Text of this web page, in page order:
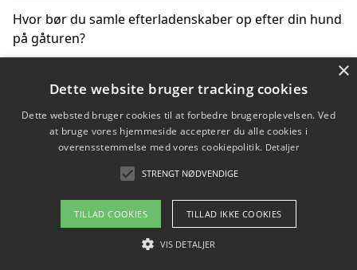
Hvor bør du samle efterladenskaber op efter din hund
på gåturen?
Sådan rydder du effektivt op efter et stort event
Copyright 2026 - Pilanto Aps
Om / kontakt
Blog Betingelser
×
Dette website bruger tracking cookies
Dette websted bruger cookies til at forbedre brugeroplevelsen. Ved
at bruge vores hjemmeside accepterer du alle cookies i
overensstemmelse med vores cookiepolitik. Detaljer
STRENGT NØDVENDIGE
TILLAD COOKIES TILLAD IKKE COOKIES
VIS DETALJER